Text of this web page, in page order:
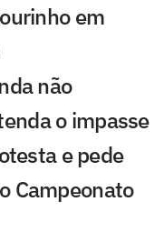
em
não
o impasse
e pede
Campeonato